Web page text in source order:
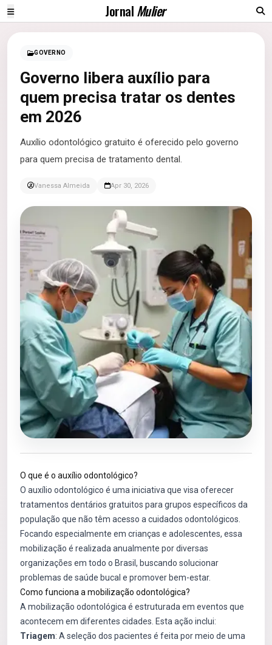
JornalMulier
GOVERNO
Governo libera auxílio para
quem precisa tratar os dentes
em 2026
Auxílio odontológico gratuito é oferecido pelo governo
para quem precisa de tratamento dental.
Vanessa Almeida Apr 30, 2026
O que é o auxílio odontológico?
O auxílio odontológico é uma iniciativa que visa oferecer
tratamentos dentários gratuitos para grupos específicos da
população que não têm acesso a cuidados odontológicos.
Focando especialmente em crianças e adolescentes, essa
mobilização é realizada anualmente por diversas
organizações em todo o Brasil, buscando solucionar
problemas de saúde bucal e promover bem-estar.
Como funciona a mobilização odontológica?
A mobilização odontológica é estruturada em eventos que
acontecem em diferentes cidades. Esta ação inclui:
Triagem: A seleção dos pacientes é feita por meio de uma